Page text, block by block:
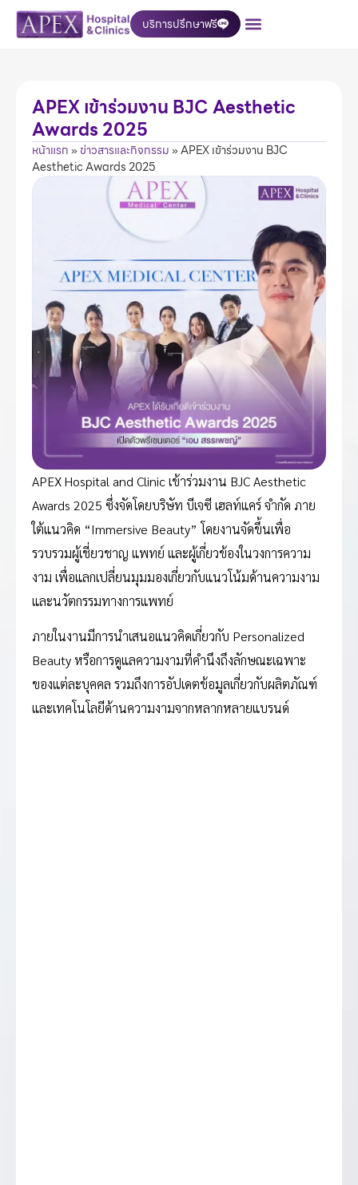
บริการปรึกษาฟรี
APEX เข้าร่วมงาน BJC Aesthetic
Awards 2025
หน้าแรก»ข่าวสารและกิจกรรม»APEX เข้าร่วมงาน BJC
Aesthetic Awards 2025
APEX Hospital and Clinic เข้าร่วมงาน BJC Aesthetic
Awards 2025 ซึ่งจัดโดยบริษัท บีเจซี เฮลท์แคร์ จำกัด ภาย
ใต้แนวคิด “Immersive Beauty” โดยงานจัดขึ้นเพื่อ
รวบรวมผู้เชี่ยวชาญ แพทย์ และผู้เกี่ยวข้องในวงการความ
งาม เพื่อแลกเปลี่ยนมุมมองเกี่ยวกับแนวโน้มด้านความงาม
และนวัตกรรมทางการแพทย์
ภายในงานมีการนำเสนอแนวคิดเกี่ยวกับ Personalized
Beauty หรือการดูแลความงามที่คำนึงถึงลักษณะเฉพาะ
ของแต่ละบุคคล รวมถึงการอัปเดตข้อมูลเกี่ยวกับผลิตภัณฑ์
และเทคโนโลยีด้านความงามจากหลากหลายแบรนด์